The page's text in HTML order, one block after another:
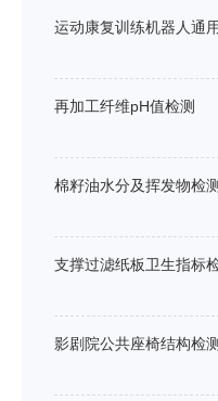
运动康复训练机器人通
再加工纤维pH值检测
棉籽油水分及挥发物检测
支撑过滤纸板卫生指标
影剧院公共座椅结构检测